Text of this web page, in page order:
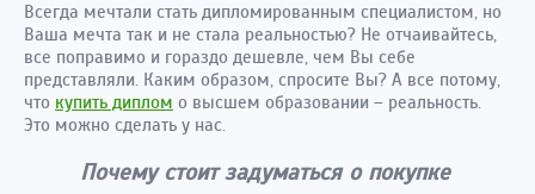
Всегда мечтали стать дипломированным специалистом, но
Ваша мечта так и не стала реальностью? Не отчаивайтесь,
все поправимо и гораздо дешевле, чем Вы себе
представляли. Каким образом, спросите Вы? А все потому,
что купить диплом о высшем образовании – реальность.
Это можно сделать у нас.
Почему стоит задуматься о покупке